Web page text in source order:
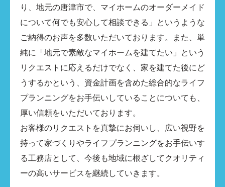
り、地元の唐津市で、マイホームのオーダーメイド
について何でも安心して相談できる」というような
ご納得のお声を多数いただいております。また、単
純に「地元で素敵なマイホームを建てたい」という
リクエストに応えるだけでなく、家を建てた後にど
うするかという、資金計画を含めた総合的なライフ
プランニングをお手伝いしていることについても、
厚い信頼をいただいております。
お客様のリクエストを真摯にお伺いし、広い視野を
持って家づくりやライフプランニングをお手伝いす
る工務店として、今後も地域に根ざしてクオリティ
ーの高いサービスを継続していきます。